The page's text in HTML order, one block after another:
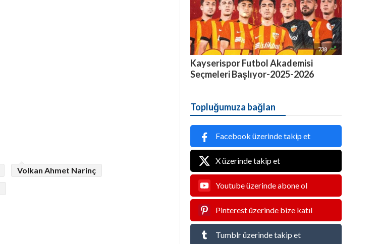
Volkan Ahmet Narinç
738 
Kayserispor Futbol Akademisi
Seçmeleri Başlıyor-2025-2026
Topluğumuza bağlan
Facebook üzerinde takip et
X üzerinde takip et
Youtube üzerinde abone ol
Pinterest üzerinde bize katıl
Tumblr üzerinde takip et